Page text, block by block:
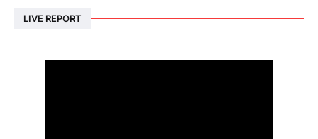
LIVE REPORT